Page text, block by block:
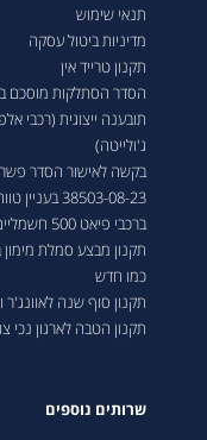
תנאי שימוש
מדיניות ביטול עסקה
תקנון טרייד אין
הסדר הסתלקות מוסכם
תובענה ייצוגית (רכבי
ג'ולייטה)
בקשה לאישור הסדר
38503-08-23
ברכבי פיאט 500 חשמליים
תקנון מבצע סמלת
כמו חדש
תקנון סוף שנה לאוונג'ר
תקנון הטבה לארגון נכי צה"ל
שרותים נוספים